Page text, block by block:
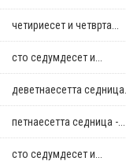
четириесет и четврта...
сто седумдесет и...
деветнаесетта седница...
петнаесетта седница -...
сто седумдесет и...